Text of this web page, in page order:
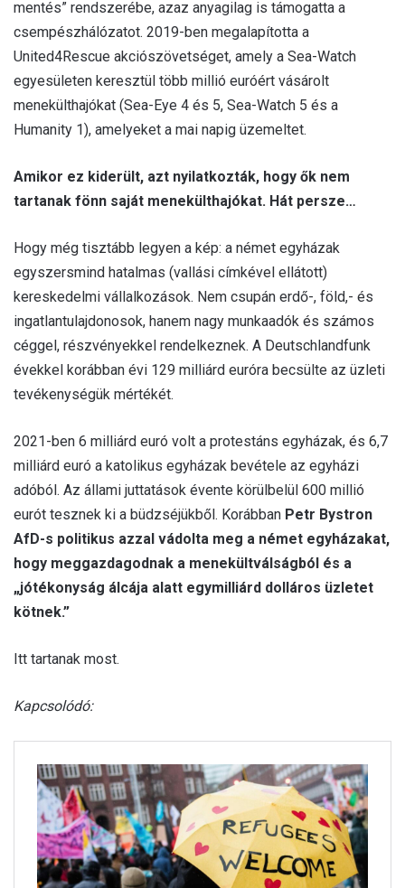
mentés” rendszerébe, azaz anyagilag is támogatta a
csempészhálózatot. 2019-ben megalapította a
United4Rescue akciószövetséget, amely a Sea-Watch
egyesületen keresztül több millió euróért vásárolt
menekülthajókat (Sea-Eye 4 és 5, Sea-Watch 5 és a
Humanity 1), amelyeket a mai napig üzemeltet.
Amikor ez kiderült, azt nyilatkozták, hogy ők nem
tartanak fönn saját menekülthajókat. Hát persze…
Hogy még tisztább legyen a kép: a német egyházak
egyszersmind hatalmas (vallási címkével ellátott)
kereskedelmi vállalkozások. Nem csupán erdő-, föld,- és
ingatlantulajdonosok, hanem nagy munkaadók és számos
céggel, részvényekkel rendelkeznek. A Deutschlandfunk
évekkel korábban évi 129 milliárd euróra becsülte az üzleti
tevékenységük mértékét.
2021-ben 6 milliárd euró volt a protestáns egyházak, és 6,7
milliárd euró a katolikus egyházak bevétele az egyházi
adóból. Az állami juttatások évente körülbelül 600 millió
eurót tesznek ki a büdzséjükből. Korábban Petr Bystron
AfD-s politikus azzal vádolta meg a német egyházakat,
hogy meggazdagodnak a menekültválságból és a
„jótékonyság álcája alatt egymilliárd dolláros üzletet
kötnek.”
Itt tartanak most.
Kapcsolódó: